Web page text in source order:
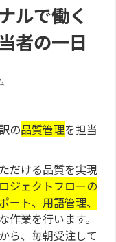
ルで働く
者の一日
の品質管理を担当
だける品質を実現
ジェクトフローの
ト、用語管理、
作業を行います。
ら、毎朝受注して